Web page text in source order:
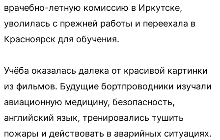
врачебно-летную комиссию в Иркутске,
уволилась с прежней работы и переехала в
Красноярск для обучения.
Учёба оказалась далека от красивой картинки
из фильмов. Будущие бортпроводники изучали
авиационную медицину, безопасность,
английский язык, тренировались тушить
пожары и действовать в аварийных ситуациях.